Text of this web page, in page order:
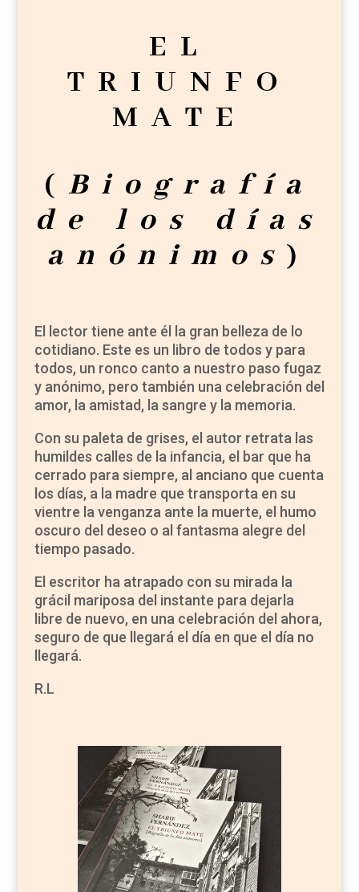
EL
TRIUNFO
MATE
(Biografía
de los días
anónimos )
El lector tiene ante él la gran belleza de lo
cotidiano. Este es un libro de todos y para
todos, un ronco canto a nuestro paso fugaz
y anónimo, pero también una celebración del
amor, la amistad, la sangre y la memoria.
Con su paleta de grises, el autor retrata las
humildes calles de la infancia, el bar que ha
cerrado para siempre, al anciano que cuenta
los días, a la madre que transporta en su
vientre la venganza ante la muerte, el humo
oscuro del deseo o al fantasma alegre del
tiempo pasado.
El escritor ha atrapado con su mirada la
grácil mariposa del instante para dejarla
libre de nuevo, en una celebración del ahora,
seguro de que llegará el día en que el día no
llegará.
R.L